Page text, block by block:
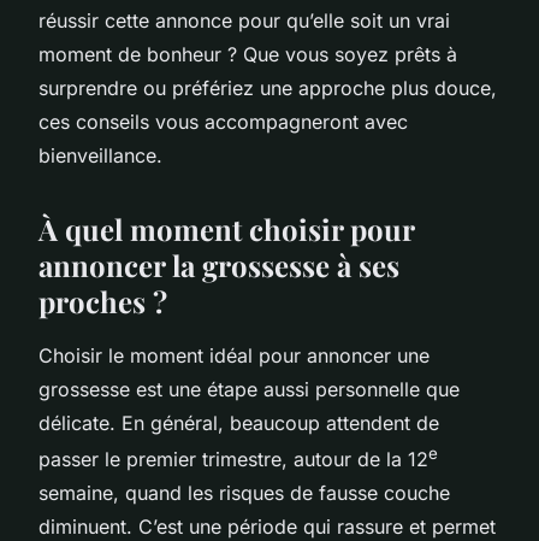
réussir cette annonce pour qu’elle soit un vrai
moment de bonheur ? Que vous soyez prêts à
surprendre ou préfériez une approche plus douce,
ces conseils vous accompagneront avec
bienveillance.
À quel moment choisir pour
annoncer la grossesse à ses
proches ?
Choisir le moment idéal pour annoncer une
grossesse est une étape aussi personnelle que
délicate. En général, beaucoup attendent de
passer le premier trimestre, autour de la 12e
semaine, quand les risques de fausse couche
diminuent. C’est une période qui rassure et permet